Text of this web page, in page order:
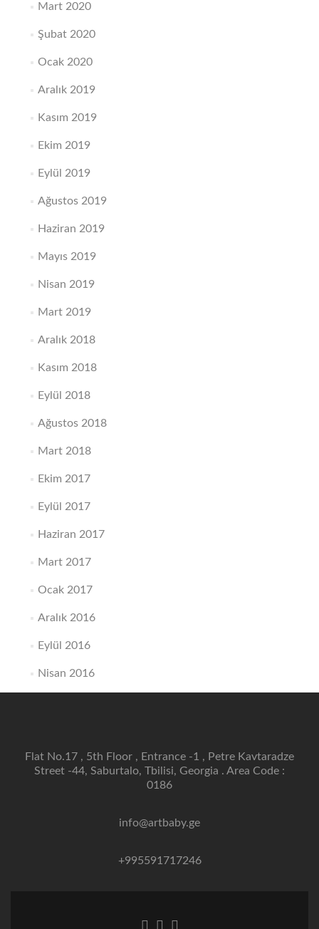
Mart 2020
Şubat 2020
Ocak 2020
Aralık 2019
Kasım 2019
Ekim 2019
Eylül 2019
Ağustos 2019
Haziran 2019
Mayıs 2019
Nisan 2019
Mart 2019
Aralık 2018
Kasım 2018
Eylül 2018
Ağustos 2018
Mart 2018
Ekim 2017
Eylül 2017
Haziran 2017
Mart 2017
Ocak 2017
Aralık 2016
Eylül 2016
Nisan 2016
Flat No.17 , 5th Floor , Entrance -1 , Petre Kavtaradze
Street -44, Saburtalo, Tbilisi, Georgia . Area Code :
0186
info@artbaby.ge
+995591717246
Facebook
TwitterLinkedin